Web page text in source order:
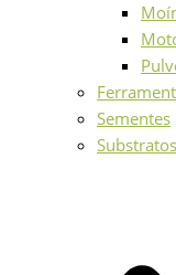
Sementes
Substratos